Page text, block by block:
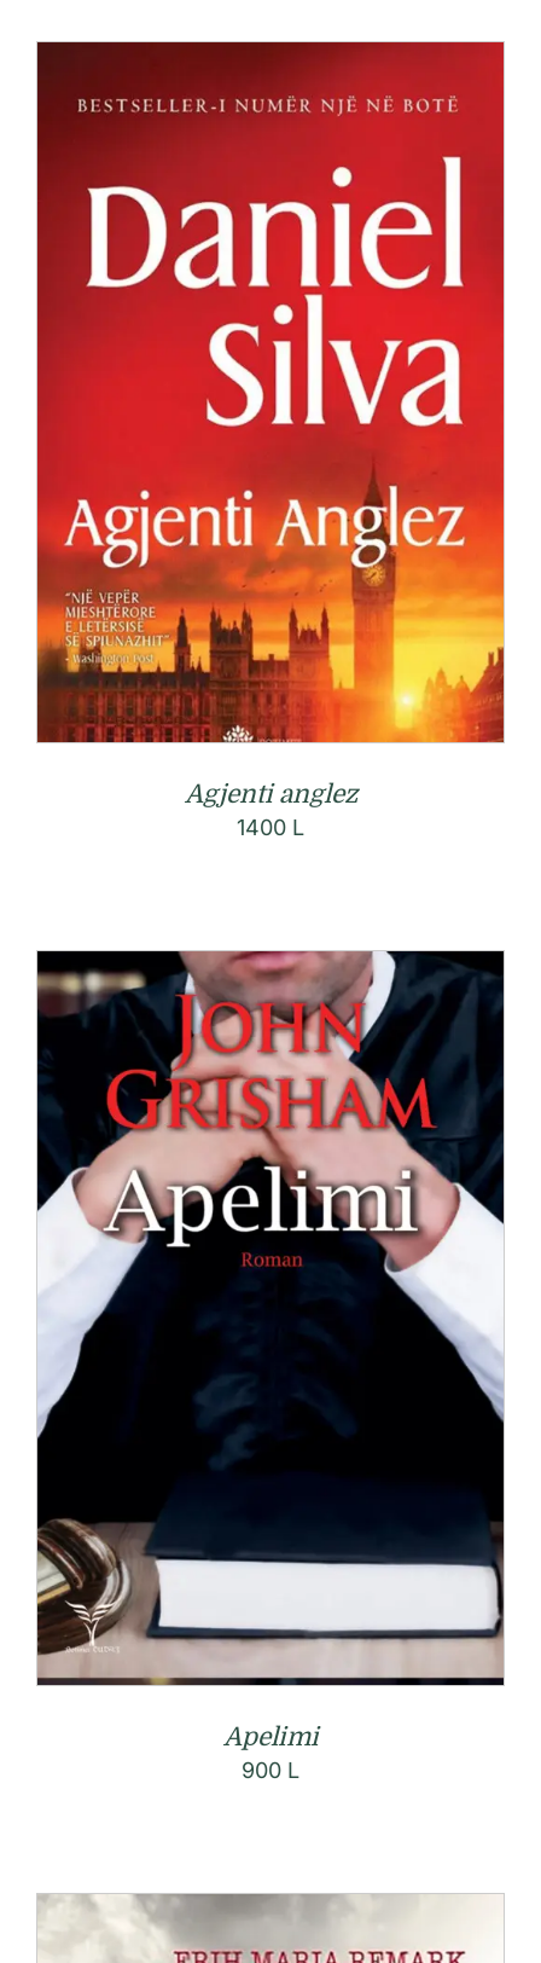
Evente
Blog
Agjenti anglez
1400 L
Apelimi
900 L